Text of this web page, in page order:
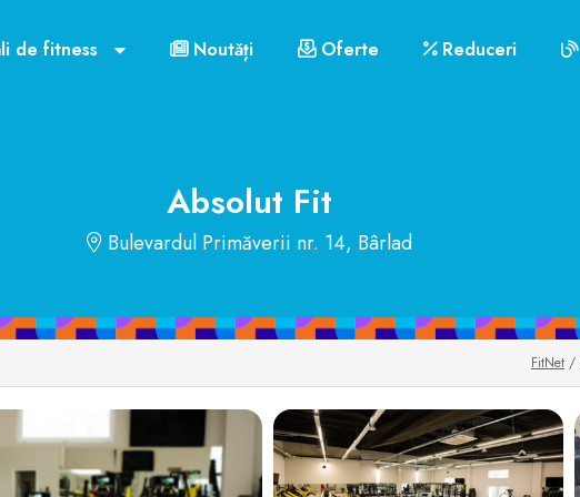
de fitness Noutăți Oferte Reduceri
Absolut Fit
Bulevardul Primăverii nr. 14, Bârlad
FitNet /
Cluburile din Bârlad